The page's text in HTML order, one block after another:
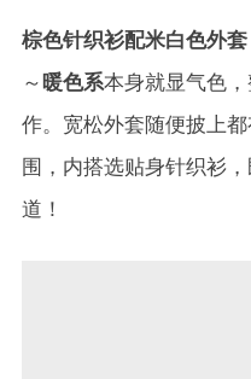
棕色针织衫配米白色外套
～暖色系本身就显气色
作。宽松外套随便披上
围，内搭选贴身针织衫
道！